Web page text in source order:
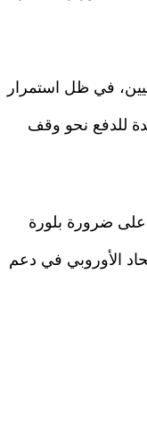
في ظل استمرار
متزايدة للدفع نحو وقف
على ضرورة بلورة
الأوروبي في دعم